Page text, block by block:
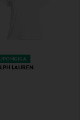
LAUREN